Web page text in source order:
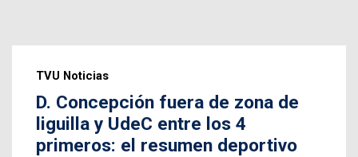
TVU Noticias
D. Concepción fuera de zona de
liguilla y UdeC entre los 4
primeros: el resumen deportivo